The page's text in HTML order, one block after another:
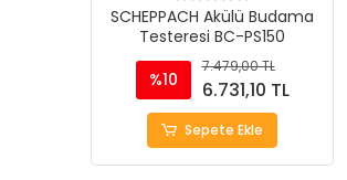
SCHEPPACH Akülü Budama
Testeresi BC-PS150
%10
7.479,00 TL
6.731,10 TL
Sepete Ekle